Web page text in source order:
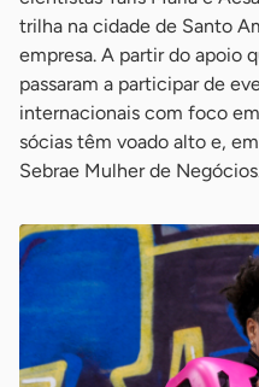
trilha na cidade de Santo
empresa. A partir do apoio
passaram a participar de
internacionais com foco
sócias têm voado alto e,
Sebrae Mulher de